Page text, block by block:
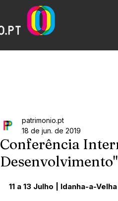
Conferência
Desenvolvimento"
patrimonio.pt
18 de jun. de 2019
11 a 13 Julho | Idanha-a-Velha